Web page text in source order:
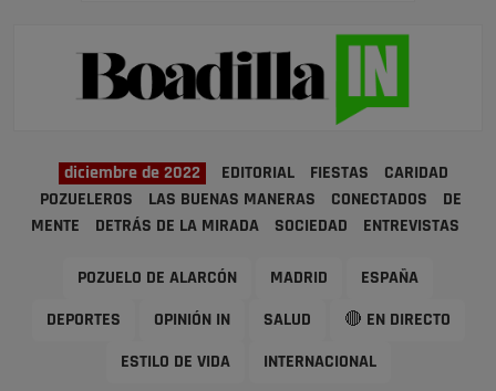
diciembre de 2022 EDITORIAL FIESTAS
CARIDAD
POZUELEROS
LAS BUENAS MANERAS CONECTADOS
DE
MENTE
DETRÁS DE LA MIRADA SOCIEDAD ENTREVISTAS
POZUELO DE ALARCÓN MADRID ESPAÑA
DEPORTES OPINIÓN IN SALUD 🔴 EN DIRECTO
ESTILO DE VIDA INTERNACIONAL